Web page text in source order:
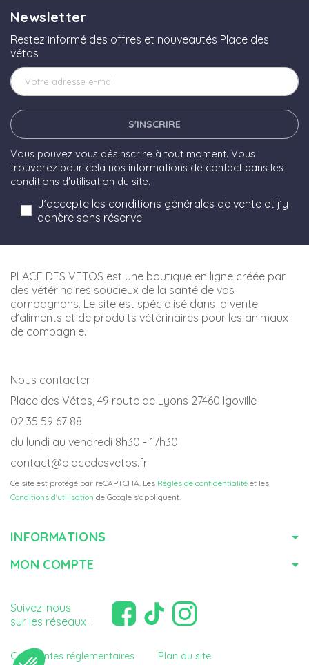
Newsletter
Restez informé des offres et nouveautés Place des
vétos
S'INSCRIRE
Vous pouvez vous désinscrire à tout moment. Vous
trouverez pour cela nos informations de contact dans les
conditions d'utilisation du site.
J’accepte les conditions générales de vente et j’y
adhère sans réserve
PLACE DES VETOS est une boutique en ligne créée par
des vétérinaires soucieux de la santé de vos
compagnons. Le site est spécialisé dans la vente
d’aliments et de produits vétérinaires pour les animaux
de compagnie.
Nous contacter
Place des Vétos, 49 route de Lyons 27460 Igoville
02 35 59 67 88
du lundi au vendredi 8h30 - 17h30
contact@placedesvetos.fr
Ce site est protégé par reCAPTCHA. Les Règles de confidentialité et les
Conditions d'utilisation de Google s'appliquent.
INFORMATIONS
MON COMPTE
Suivez-nous
sur les réseaux :
Contraintes réglementaires
Plan du site